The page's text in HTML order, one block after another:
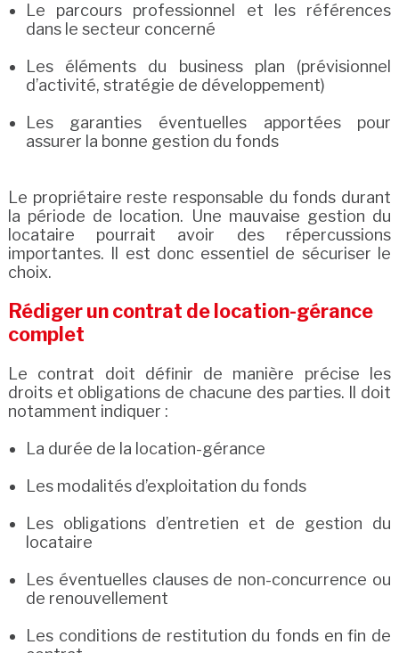
Le parcours professionnel et les références
dans le secteur concerné
Les éléments du business plan (prévisionnel
d’activité, stratégie de développement)
Les garanties éventuelles apportées pour
assurer la bonne gestion du fonds
Le propriétaire reste responsable du fonds durant
la période de location. Une mauvaise gestion du
locataire pourrait avoir des répercussions
importantes. Il est donc essentiel de sécuriser le
choix.
Rédiger un contrat de location-gérance
complet
Le contrat doit définir de manière précise les
droits et obligations de chacune des parties. Il doit
notamment indiquer :
La durée de la location-gérance
Les modalités d’exploitation du fonds
Les obligations d’entretien et de gestion du
locataire
Les éventuelles clauses de non-concurrence ou
de renouvellement
Les conditions de restitution du fonds en fin de